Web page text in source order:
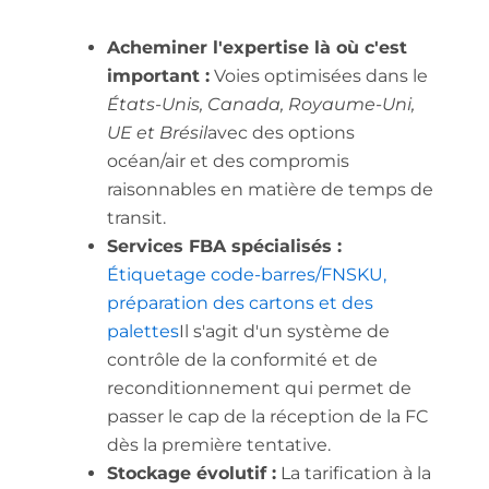
Acheminer l'expertise là où c'est
important :Voies optimisées dans le
États-Unis, Canada, Royaume-Uni,
UE et Brésilavec des options
océan/air et des compromis
raisonnables en matière de temps de
transit.
Services FBA spécialisés :
Étiquetage code-barres/FNSKU,
préparation des cartons et des
palettesIl s'agit d'un système de
contrôle de la conformité et de
reconditionnement qui permet de
passer le cap de la réception de la FC
dès la première tentative.
Stockage évolutif :La tarification à la